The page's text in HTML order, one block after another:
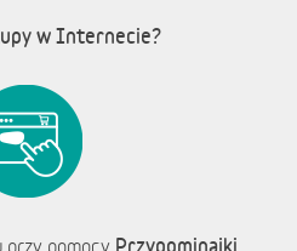
w Internecie?
przy pomocy Przypominajki